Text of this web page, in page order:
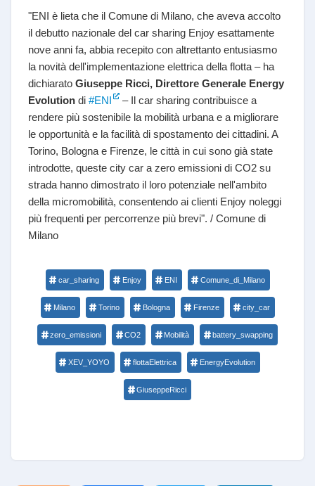
"ENI è lieta che il Comune di Milano, che aveva accolto
il debutto nazionale del car sharing Enjoy esattamente
nove anni fa, abbia recepito con altrettanto entusiasmo
la novità dell'implementazione elettrica della flotta – ha
dichiarato Giuseppe Ricci, Direttore Generale Energy
Evolution di #ENI
– Il car sharing contribuisce a
rendere più sostenibile la mobilità urbana e a migliorare
le opportunità e la facilità di spostamento dei cittadini. A
Torino, Bologna e Firenze, le città in cui sono già state
introdotte, queste city car a zero emissioni di CO2 su
strada hanno dimostrato il loro potenziale nell'ambito
della micromobilità, consentendo ai clienti Enjoy noleggi
più frequenti per percorrenze più brevi". / Comune di
Milano
car_sharing Enjoy ENI Comune_di_Milano
Milano Torino Bologna Firenze city_car
zero_emissioni CO2 Mobilità battery_swapping
XEV_YOYO flottaElettrica EnergyEvolution
GiuseppeRicci